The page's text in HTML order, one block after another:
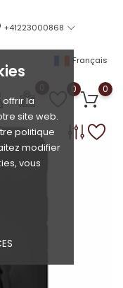
la
site web.
politique
modifier
vous
+41223000868
Français
0 0